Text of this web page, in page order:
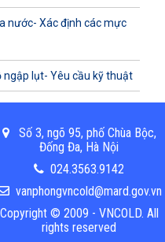
nước- Xác định các mực
ngập lụt- Yêu cầu kỹ thuật
Số 3, ngõ 95, phố Chùa Bộc,
Đống Đa, Hà Nội
024.3563.9142
vanphongvncold@mard.gov.vn
Copyright © 2009 - VNCOLD. All
rights reserved